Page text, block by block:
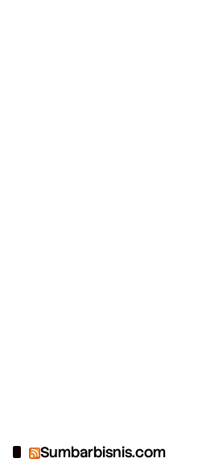
Sumbarbisnis.com